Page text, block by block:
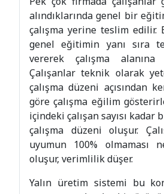
genel eğitimin yanı sıra
vererek çalışma
Çalışanlar teknik olarak
çalışma düzeni açısından
göre çalışma eğilim
içindeki çalışan sayısı
çalışma düzeni oluşur.
uyumun 100% olmaması
oluşur, verimlilik düşer.
Yalın üretim sistemi bu
ortaya atmaktadır; bir
kalmalıdır. Bu durumda